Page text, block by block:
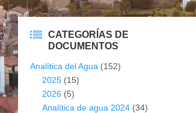
CATEGORÍAS DE
DOCUMENTOS
Analítica del Agua (152)
2025 (15)
2026 (5)
Analítica de agua 2024 (34)